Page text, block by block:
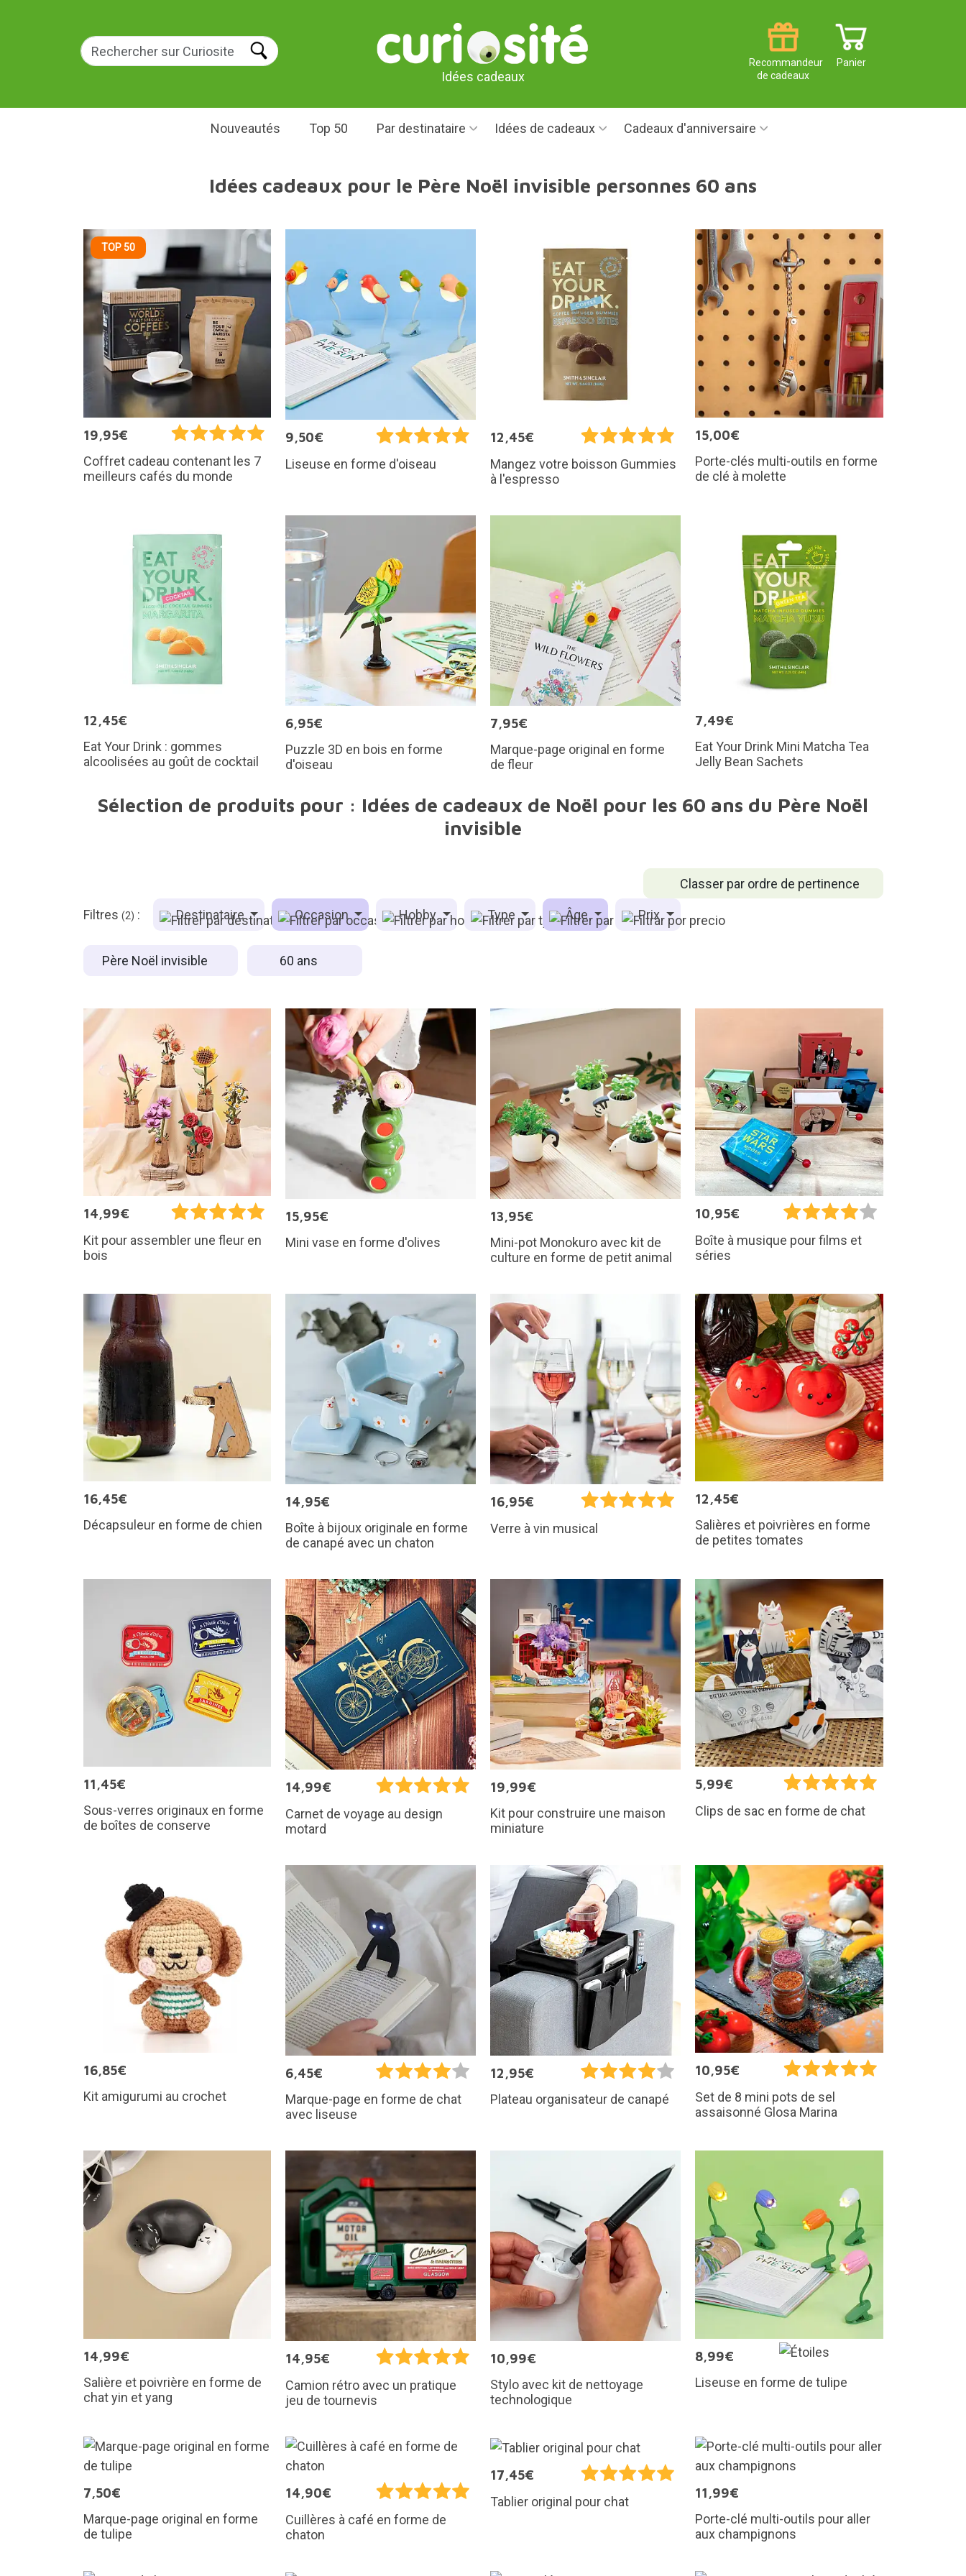
Idées cadeaux
Panier
Recommandeur
de cadeaux
Nouveautés Top 50 Par destinataire Idées de cadeaux Cadeaux d'anniversaire
Idées cadeaux pour le Père Noël invisible personnes 60 ans
TOP 50
19,95€
Coffret cadeau contenant les 7
meilleurs cafés du monde
9,50€
Liseuse en forme d'oiseau
12,45€
Mangez votre boisson Gummies
à l'espresso
15,00€
Porte-clés multi-outils en forme
de clé à molette
12,45€
Eat Your Drink : gommes
alcoolisées au goût de cocktail
6,95€
Puzzle 3D en bois en forme
d'oiseau
7,95€
Marque-page original en forme
de fleur
7,49€
Eat Your Drink Mini Matcha Tea
Jelly Bean Sachets
Sélection de produits pour : Idées de cadeaux de Noël pour les 60 ans du Père Noël
invisible
Classer par ordre de pertinence
Filtres (2) : Destinataire Occasion Hobby Type Âge Prix
Père Noël invisible 60 ans
14,99€
Kit pour assembler une fleur en
bois
15,95€
Mini vase en forme d'olives
13,95€
Mini-pot Monokuro avec kit de
culture en forme de petit animal
10,95€
Boîte à musique pour films et
séries
16,45€
Décapsuleur en forme de chien
14,95€
Boîte à bijoux originale en forme
de canapé avec un chaton
16,95€
Verre à vin musical
12,45€
Salières et poivrières en forme
de petites tomates
11,45€
Sous-verres originaux en forme
de boîtes de conserve
14,99€
Carnet de voyage au design
motard
19,99€
Kit pour construire une maison
miniature
5,99€
Clips de sac en forme de chat
16,85€
Kit amigurumi au crochet
6,45€
Marque-page en forme de chat
avec liseuse
12,95€
Plateau organisateur de canapé
10,95€
Set de 8 mini pots de sel
assaisonné Glosa Marina
14,99€
Salière et poivrière en forme de
chat yin et yang
14,95€
Camion rétro avec un pratique
jeu de tournevis
10,99€
Stylo avec kit de nettoyage
technologique
8,99€
Liseuse en forme de tulipe
7,50€
Marque-page original en forme
de tulipe
14,90€
Cuillères à café en forme de
chaton
17,45€
Tablier original pour chat
11,99€
Porte-clé multi-outils pour aller
aux champignons